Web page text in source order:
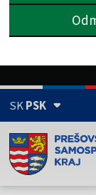
SKPSK
Doména psk.sk
Toto je oficiálna